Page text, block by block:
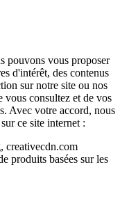
pouvons vous proposer
d'intérêt, des contenus
sur notre site ou nos
vous consultez et de vos
Avec votre accord, nous
ce site internet :
creativecdn.com
produits basées sur les